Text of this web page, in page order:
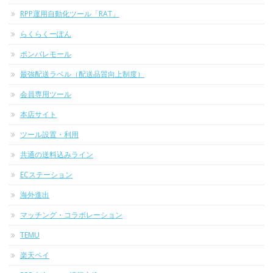
RPP運用自動化ツール「RAT」
らくらくーぽん
ポンパレモール
最強配送ラベル（配送品質向上制度）
会員専用ツール
本店サイト
ツール設置・利用
共通の送料込みライン
ECステーション
海外進出
マッチング・コラボレーション
TEMU
楽天ペイ